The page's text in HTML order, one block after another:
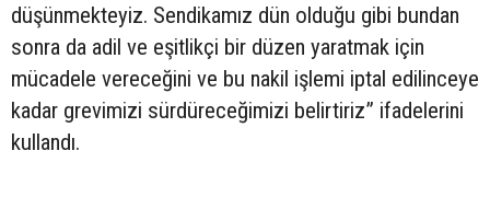
düşünmekteyiz. Sendikamız dün olduğu gibi bundan
sonra da adil ve eşitlikçi bir düzen yaratmak için
mücadele vereceğini ve bu nakil işlemi iptal edilinceye
kadar grevimizi sürdüreceğimizi belirtiriz” ifadelerini
kullandı.